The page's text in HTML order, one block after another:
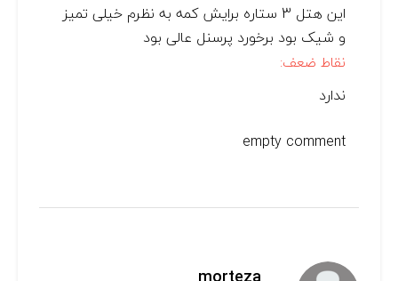
این هتل 3 ستاره برایش کمه به نظرم خیلی تمیز
و شیک بود برخورد پرسنل عالی بود
نقاط ضعف:
ندارد
empty comment